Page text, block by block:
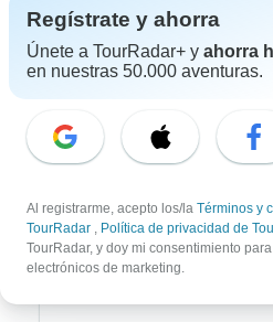
África
Asia
Australia / Oceanía
Europa
Latin América
América del Sur
Regístrate y ahorra
Únete a TourRadar+ y ahorra
en nuestras 50.000 aventuras.
Al registrarme, acepto los/la Términos y
TourRadar , Política de privacidad de
TourRadar, y doy mi consentimiento
electrónicos de marketing.